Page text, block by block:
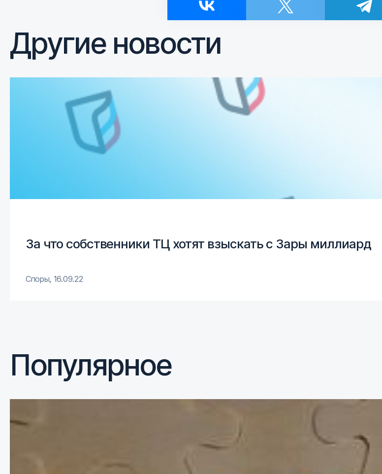
Другие новости
За что собственники ТЦ хотят взыскать с Зары миллиард
Споры, 16.09.22
Популярное